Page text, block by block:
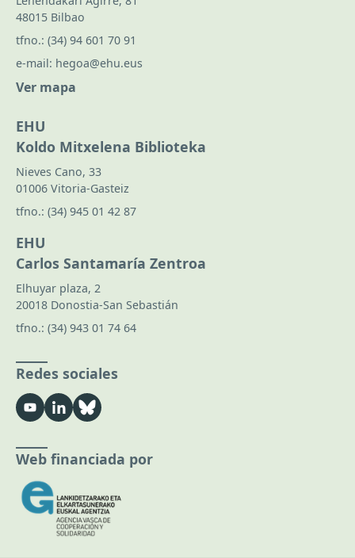
48015 Bilbao
tfno.: (34) 94 601 70 91
e-mail: hegoa@ehu.eus
Ver mapa
EHU
Koldo Mitxelena Biblioteka
Nieves Cano, 33
01006 Vitoria-Gasteiz
tfno.: (34) 945 01 42 87
EHU
Carlos Santamaría Zentroa
Elhuyar plaza, 2
20018 Donostia-San Sebastián
tfno.: (34) 943 01 74 64
Redes sociales
Web financiada por